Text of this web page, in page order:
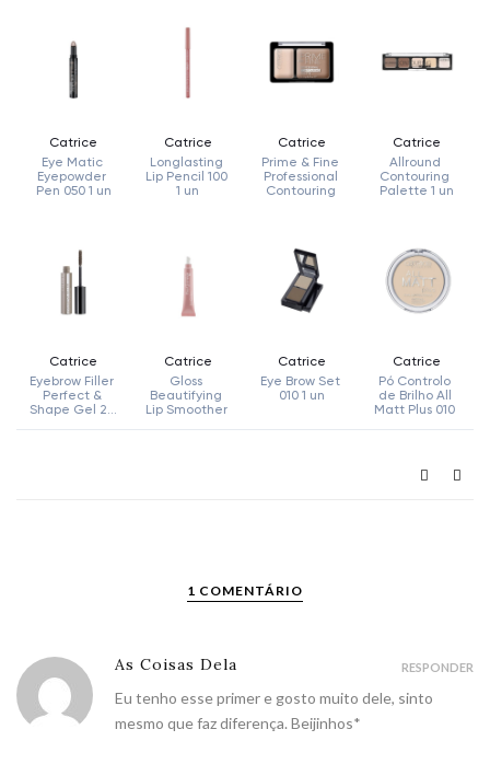
1 COMENTÁRIO
As Coisas Dela
Eu tenho esse primer e gosto muito dele, sinto
mesmo que faz diferença. Beijinhos*
RESPONDER